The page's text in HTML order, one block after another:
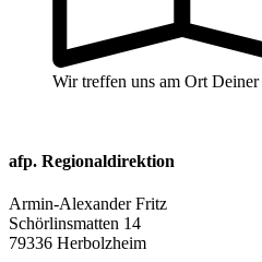
Wir treffen uns am Ort Deiner
afp. Regionaldirektion
Armin-Alexander Fritz
Schörlinsmatten 14
79336 Herbolzheim